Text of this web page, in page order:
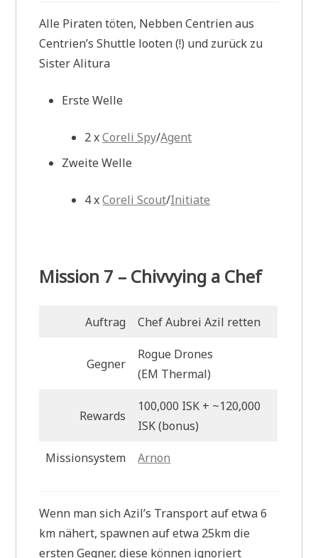
Alle Piraten töten, Nebben Centrien aus
Centrien’s Shuttle looten (!) und zurück zu
Sister Alitura
Erste Welle
2 xCoreli Spy/Agent
Zweite Welle
4 xCoreli Scout/Initiate
Mission 7 – Chivvying a Chef
Auftrag Chef Aubrei Azil retten
Gegner
Rogue Drones
(EM Thermal)
Rewards
100,000 ISK + ~120,000
ISK (bonus)
Missionsystem Arnon
Wenn man sich Azil’s Transport auf etwa 6
km nähert, spawnen auf etwa 25km die
ersten Gegner, diese können ignoriert